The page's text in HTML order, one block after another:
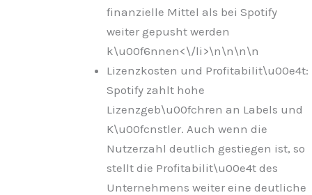
finanzielle Mittel als bei Spotify
weiter gepusht werden
k\u00f6nnen<\/li>\n\n\n\n
Lizenzkosten und Profitabilit\u00e4t:
Spotify zahlt hohe
Lizenzgeb\u00fchren an Labels und
K\u00fcnstler. Auch wenn die
Nutzerzahl deutlich gestiegen ist, so
stellt die Profitabilit\u00e4t des
Unternehmens weiter eine deutliche